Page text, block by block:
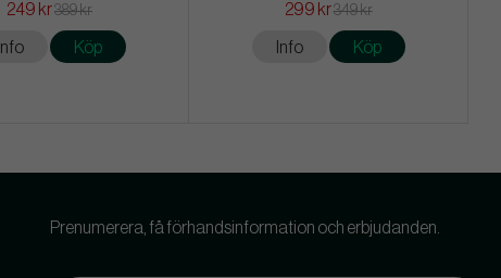
249 kr389 kr
Info Köp
299 kr349 kr
Info Köp
Prenumerera, få förhandsinformation och erbjudanden.